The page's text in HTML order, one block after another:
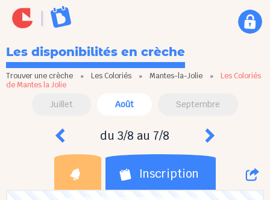
Les disponibilités en crèche
Trouver une crèche » Les Coloriés » Mantes-la-Jolie » Les Coloriés
de Mantes la Jolie
Juillet Août Septembre
du 3/8 au 7/8
Inscription